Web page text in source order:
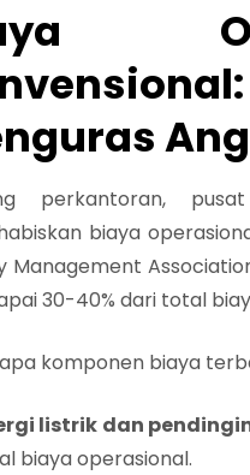
perkantoran,
biaya
Management
30-40% dari total
komponen biaya
listrik dan
biaya operasional.